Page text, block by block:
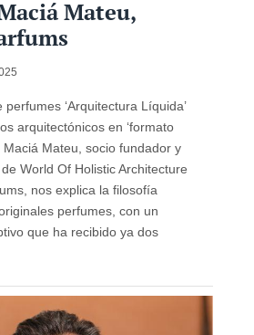
Mateu,
‘Arquitectura Líquida’
arquitectónicos en ‘formato
Maciá Mateu, socio fundador y
World Of Holistic Architecture
nos explica la filosofía
perfumes, con un
que ha recibido ya dos